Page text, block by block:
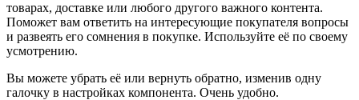
товарах, доставке или любого другого важного контента.
Поможет вам ответить на интересующие покупателя вопросы
и развеять его сомнения в покупке. Используйте её по своему
усмотрению.
Вы можете убрать её или вернуть обратно, изменив одну
галочку в настройках компонента. Очень удобно.